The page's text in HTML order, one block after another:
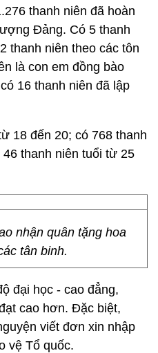
thanh niên đã hoàn
Đảng. Có 5 thanh
thanh niên theo các tôn
là con em đồng bào
16 thanh niên đã lập
18 đến 20; có 768 thanh
thanh niên tuổi từ 25
nhận quân tặng hoa
tân binh.
đại học - cao đẳng,
cao hơn. Đặc biệt,
viết đơn xin nhập
vệ Tổ quốc.